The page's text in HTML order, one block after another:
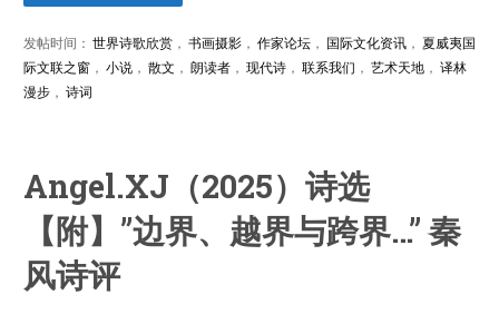
发帖时间： 世界诗歌欣赏， 书画摄影， 作家论坛， 国际文化资讯， 夏威夷国
际文联之窗， 小说， 散文 ， 朗读者， 现代诗， 联系我们 ， 艺术天地， 译林
漫步， 诗词
Angel.XJ（2025）诗选
【附】”边界、越界与跨界…” 秦
风诗评